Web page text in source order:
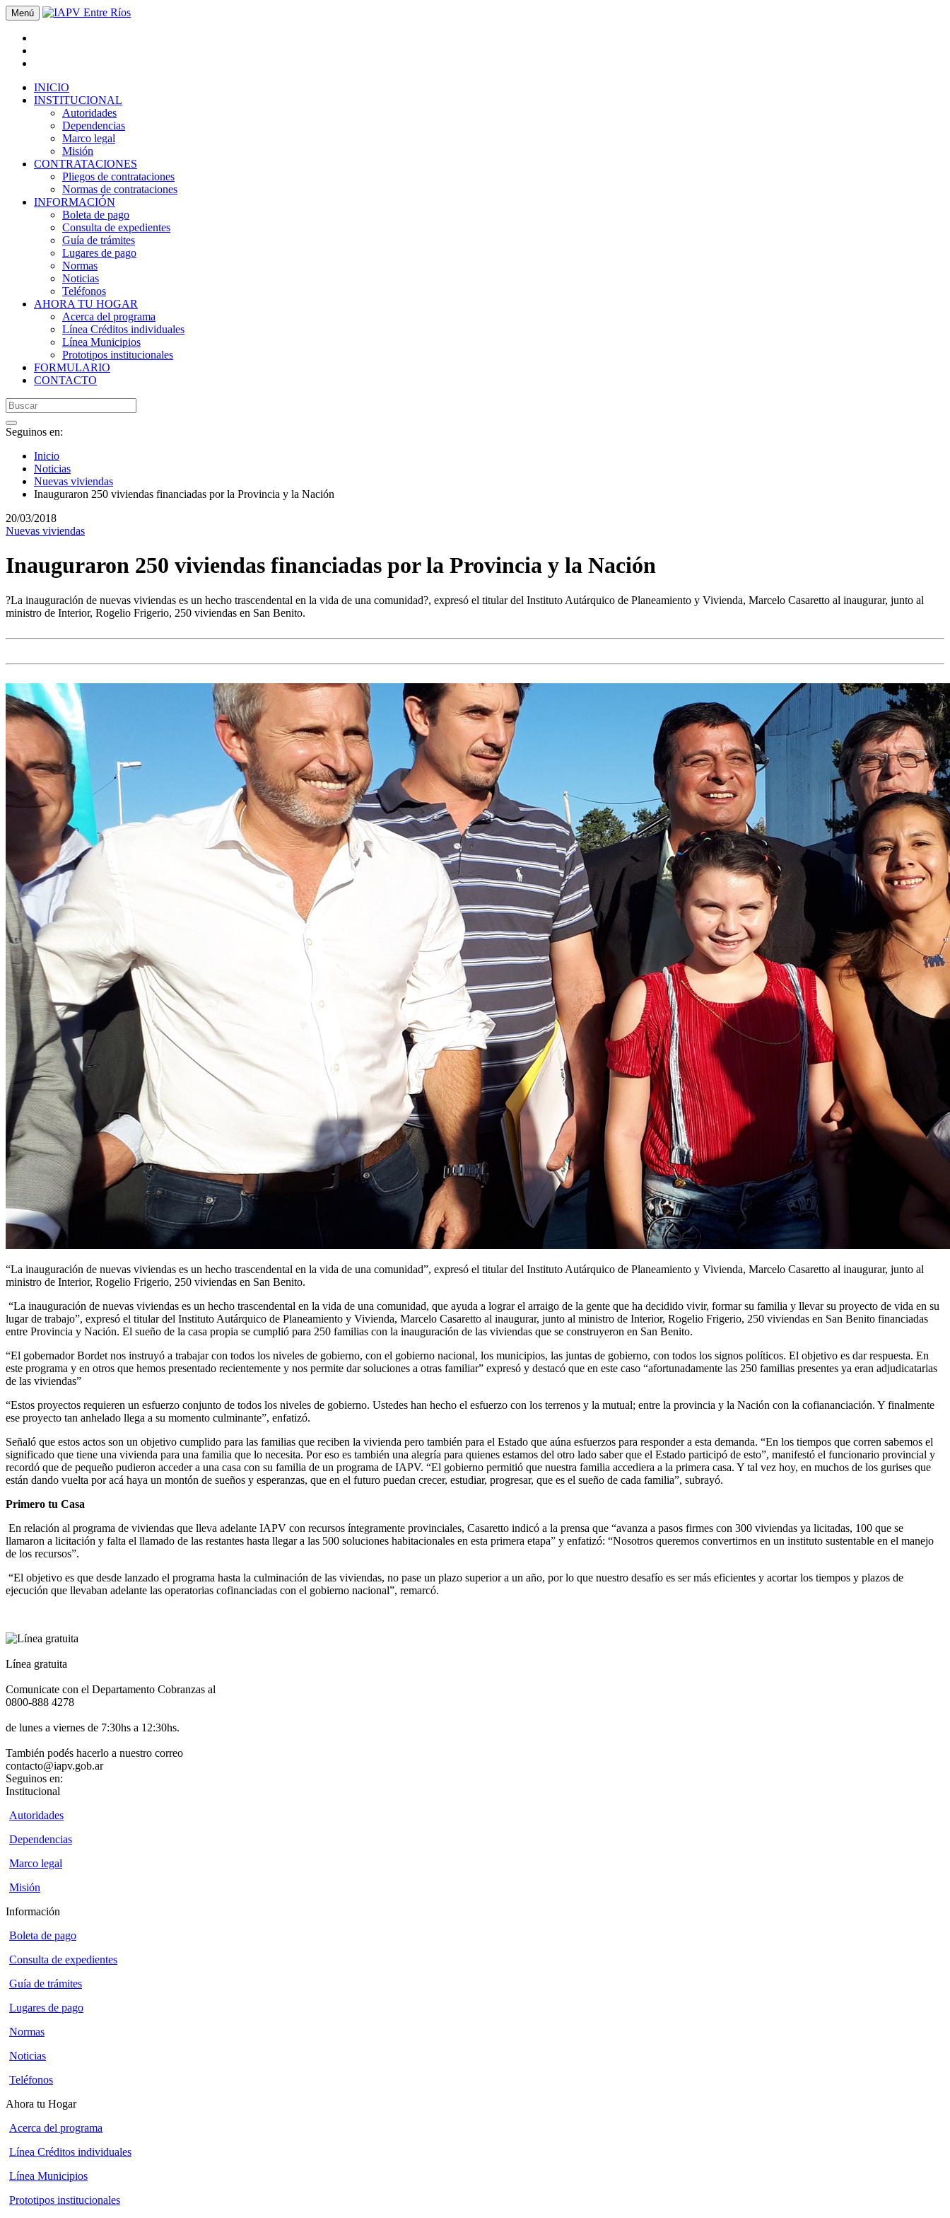
Menú
INICIO
INSTITUCIONAL
Autoridades
Dependencias
Marco legal
Misión
CONTRATACIONES
Pliegos de contrataciones
Normas de contrataciones
INFORMACIÓN
Boleta de pago
Consulta de expedientes
Guía de trámites
Lugares de pago
Normas
Noticias
Teléfonos
AHORA TU HOGAR
Acerca del programa
Línea Créditos individuales
Línea Municipios
Prototipos institucionales
FORMULARIO
CONTACTO
Seguinos en:
Inicio
Noticias
Nuevas viviendas
Inauguraron 250 viviendas financiadas por la Provincia y la Nación
20/03/2018
Nuevas viviendas
Inauguraron 250 viviendas financiadas por la Provincia y la Nación
?La inauguración de nuevas viviendas es un hecho trascendental en la vida de una comunidad?, expresó el titular del Instituto Autárquico de Planeamiento y Vivienda, Marcelo Casaretto al inaugurar, junto al
ministro de Interior, Rogelio Frigerio, 250 viviendas en San Benito.
“La inauguración de nuevas viviendas es un hecho trascendental en la vida de una comunidad”, expresó el titular del Instituto Autárquico de Planeamiento y Vivienda, Marcelo Casaretto al inaugurar, junto al
ministro de Interior, Rogelio Frigerio, 250 viviendas en San Benito.
“La inauguración de nuevas viviendas es un hecho trascendental en la vida de una comunidad, que ayuda a lograr el arraigo de la gente que ha decidido vivir, formar su familia y llevar su proyecto de vida en su
lugar de trabajo”, expresó el titular del Instituto Autárquico de Planeamiento y Vivienda, Marcelo Casaretto al inaugurar, junto al ministro de Interior, Rogelio Frigerio, 250 viviendas en San Benito financiadas
entre Provincia y Nación. El sueño de la casa propia se cumplió para 250 familias con la inauguración de las viviendas que se construyeron en San Benito.
“El gobernador Bordet nos instruyó a trabajar con todos los niveles de gobierno, con el gobierno nacional, los municipios, las juntas de gobierno, con todos los signos políticos. El objetivo es dar respuesta. En
este programa y en otros que hemos presentado recientemente y nos permite dar soluciones a otras familiar” expresó y destacó que en este caso “afortunadamente las 250 familias presentes ya eran adjudicatarias
de las viviendas”
“Estos proyectos requieren un esfuerzo conjunto de todos los niveles de gobierno. Ustedes han hecho el esfuerzo con los terrenos y la mutual; entre la provincia y la Nación con la cofiananciación. Y finalmente
ese proyecto tan anhelado llega a su momento culminante”, enfatizó.
Señaló que estos actos son un objetivo cumplido para las familias que reciben la vivienda pero también para el Estado que aúna esfuerzos para responder a esta demanda. “En los tiempos que corren sabemos el
significado que tiene una vivienda para una familia que lo necesita. Por eso es también una alegría para quienes estamos del otro lado saber que el Estado participó de esto”, manifestó el funcionario provincial y
recordó que de pequeño pudieron acceder a una casa con su familia de un programa de IAPV. “El gobierno permitió que nuestra familia accediera a la primera casa. Y tal vez hoy, en muchos de los gurises que
están dando vuelta por acá haya un montón de sueños y esperanzas, que en el futuro puedan crecer, estudiar, progresar, que es el sueño de cada familia”, subrayó.
Primero tu Casa
En relación al programa de viviendas que lleva adelante IAPV con recursos íntegramente provinciales, Casaretto indicó a la prensa que “avanza a pasos firmes con 300 viviendas ya licitadas, 100 que se
llamaron a licitación y falta el llamado de las restantes hasta llegar a las 500 soluciones habitacionales en esta primera etapa” y enfatizó: “Nosotros queremos convertirnos en un instituto sustentable en el manejo
de los recursos”.
“El objetivo es que desde lanzado el programa hasta la culminación de las viviendas, no pase un plazo superior a un año, por lo que nuestro desafío es ser más eficientes y acortar los tiempos y plazos de
ejecución que llevaban adelante las operatorias cofinanciadas con el gobierno nacional”, remarcó.
Línea gratuita
Comunicate con el Departamento Cobranzas al
0800-888 4278
de lunes a viernes de 7:30hs a 12:30hs.
También podés hacerlo a nuestro correo
contacto@iapv.gob.ar
Seguinos en:
Institucional
Autoridades
Dependencias
Marco legal
Misión
Información
Boleta de pago
Consulta de expedientes
Guía de trámites
Lugares de pago
Normas
Noticias
Teléfonos
Ahora tu Hogar
Acerca del programa
Línea Créditos individuales
Línea Municipios
Prototipos institucionales